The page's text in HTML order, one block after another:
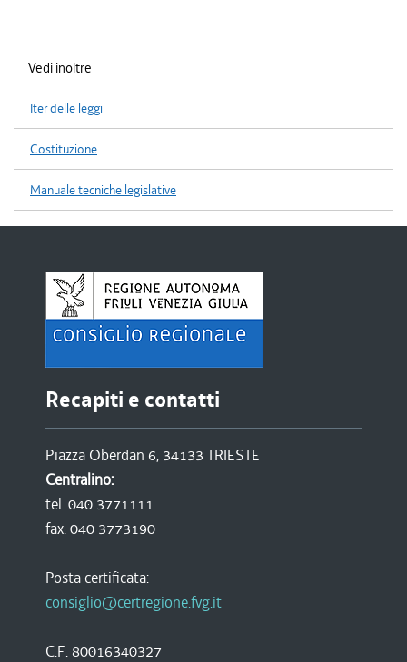
Vedi inoltre
Iter delle leggi
Costituzione
Manuale tecniche legislative
Recapiti e contatti
Piazza Oberdan 6, 34133 TRIESTE
Centralino:
tel. 040 3771111
fax. 040 3773190
Posta certificata:
consiglio@certregione.fvg.it
C.F. 80016340327